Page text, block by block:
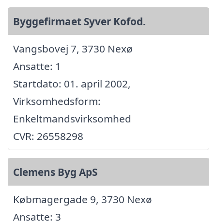
Byggefirmaet Syver Kofod.
Vangsbovej 7, 3730 Nexø
Ansatte: 1
Startdato: 01. april 2002,
Virksomhedsform:
Enkeltmandsvirksomhed
CVR: 26558298
Clemens Byg ApS
Købmagergade 9, 3730 Nexø
Ansatte: 3